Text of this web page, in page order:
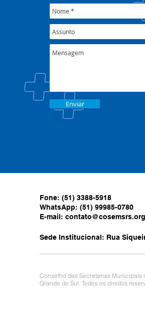
Enviar
Fone: (51) 3388-5918
WhatsApp: (51) 99985-0780
E-mail:
Sede Institucional: Rua
Conselho das Secretarias Municipais
Grande do Sul. Todos os direitos